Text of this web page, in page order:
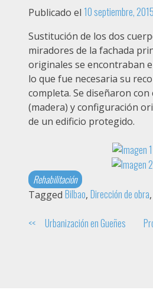
Publicado el 10 septiembre, 2015
Sustitución de los dos
miradores de la fachada
originales se encontraban
lo que fue necesaria su
completa. Se diseñaron
(madera) y configuración
de un edificio protegido.
Rehabilitación
Tagged Bilbao, Dirección de obra,
Navegación
Urbanización en Gueñes